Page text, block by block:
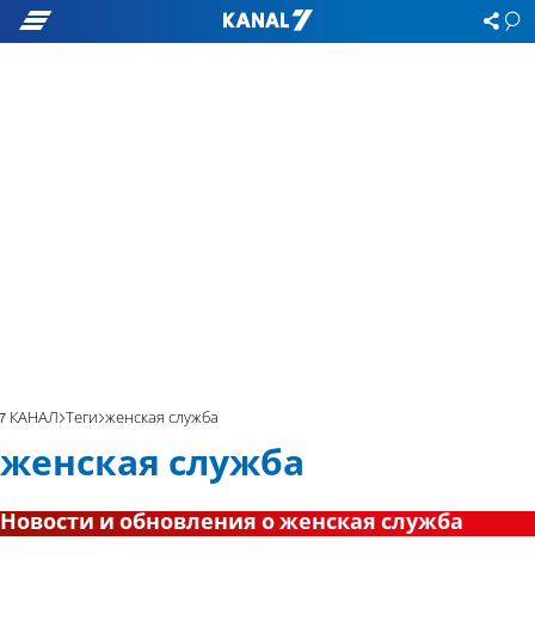
7 КАНАЛ Теги женская служба
женская служба
Новости и обновления о женская служба